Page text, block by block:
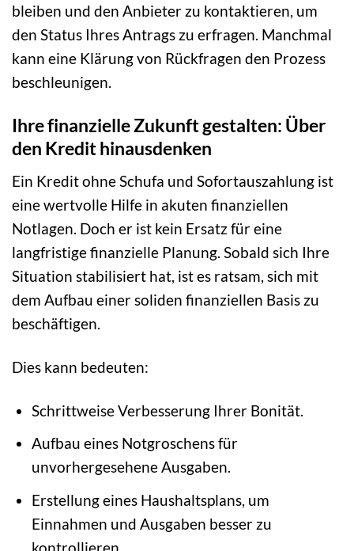
bleiben und den Anbieter zu kontaktieren, um
den Status Ihres Antrags zu erfragen. Manchmal
kann eine Klärung von Rückfragen den Prozess
beschleunigen.
Ihre finanzielle Zukunft gestalten: Über
den Kredit hinausdenken
Ein Kredit ohne Schufa und Sofortauszahlung ist
eine wertvolle Hilfe in akuten finanziellen
Notlagen. Doch er ist kein Ersatz für eine
langfristige finanzielle Planung. Sobald sich Ihre
Situation stabilisiert hat, ist es ratsam, sich mit
dem Aufbau einer soliden finanziellen Basis zu
beschäftigen.
Dies kann bedeuten:
Schrittweise Verbesserung Ihrer Bonität.
Aufbau eines Notgroschens für
unvorhergesehene Ausgaben.
Erstellung eines Haushaltsplans, um
Einnahmen und Ausgaben besser zu
kontrollieren.